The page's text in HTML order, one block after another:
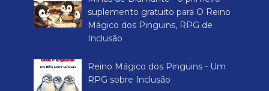
suplemento gratuito para O Reino
Mágico dos Pinguins, RPG de
Inclusão
Reino Mágico dos Pinguins - Um
RPG sobre Inclusão